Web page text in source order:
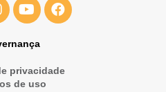
privacidade
de uso